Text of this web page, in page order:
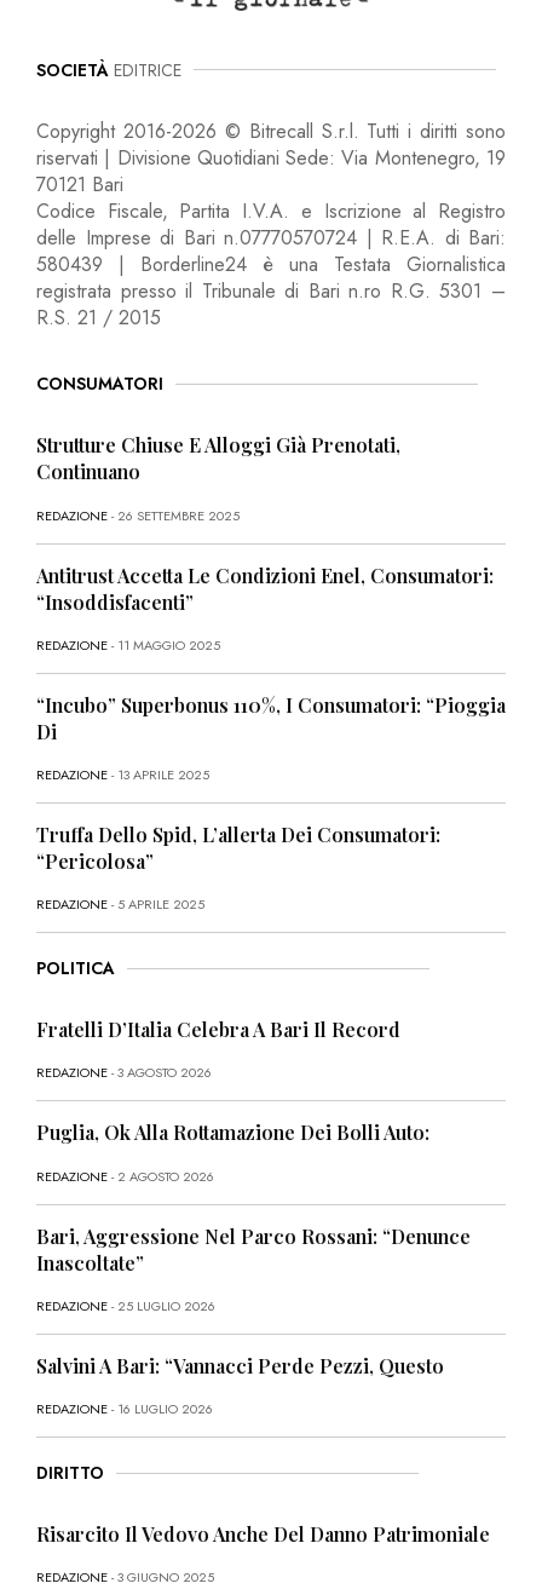
SOCIETÀ EDITRICE
Copyright 2016-2026 © Bitrecall S.r.l. Tutti i diritti sono
riservati | Divisione Quotidiani Sede: Via Montenegro, 19
70121 Bari
Codice Fiscale, Partita I.V.A. e Iscrizione al Registro
delle Imprese di Bari n.07770570724 | R.E.A. di Bari:
580439 | Borderline24 è una Testata Giornalistica
registrata presso il Tribunale di Bari n.ro R.G. 5301 –
R.S. 21 / 2015
CONSUMATORI
Strutture Chiuse E Alloggi Già Prenotati,
Continuano
REDAZIONE- 26 SETTEMBRE 2025
Antitrust Accetta Le Condizioni Enel, Consumatori:
“Insoddisfacenti”
REDAZIONE- 11 MAGGIO 2025
“Incubo” Superbonus 110%, I Consumatori: “Pioggia
Di
REDAZIONE- 13 APRILE 2025
Truffa Dello Spid, L’allerta Dei Consumatori:
“Pericolosa”
REDAZIONE- 5 APRILE 2025
POLITICA
Fratelli D’Italia Celebra A Bari Il Record
REDAZIONE- 3 AGOSTO 2026
Puglia, Ok Alla Rottamazione Dei Bolli Auto:
REDAZIONE- 2 AGOSTO 2026
Bari, Aggressione Nel Parco Rossani: “Denunce
Inascoltate”
REDAZIONE- 25 LUGLIO 2026
Salvini A Bari: “Vannacci Perde Pezzi, Questo
REDAZIONE- 16 LUGLIO 2026
DIRITTO
Risarcito Il Vedovo Anche Del Danno Patrimoniale
REDAZIONE- 3 GIUGNO 2025